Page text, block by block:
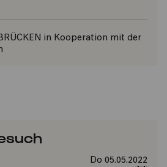
in Kooperation mit der
Do 05.05.2022